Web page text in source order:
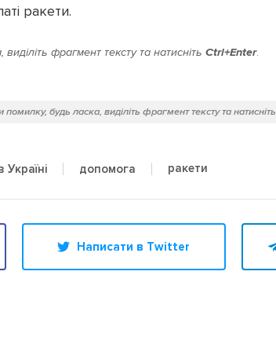
ракети.
фрагмент тексту та натисніть Ctrl+Enter.
будь ласка, виділіть фрагмент тексту та натисніть
Україні допомога ракети
Написати в Twitter